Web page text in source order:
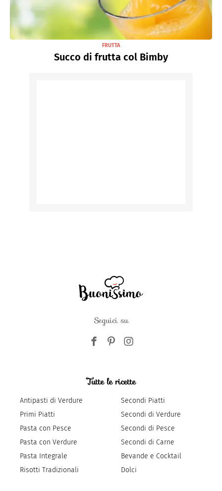
FRUTTA
Succo di frutta col Bimby
Seguici su
Tutte le ricette
Antipasti di Verdure
Primi Piatti
Pasta con Pesce
Pasta con Verdure
Pasta Integrale
Risotti Tradizionali
Secondi Piatti
Secondi di Verdure
Secondi di Pesce
Secondi di Carne
Bevande e Cocktail
Dolci